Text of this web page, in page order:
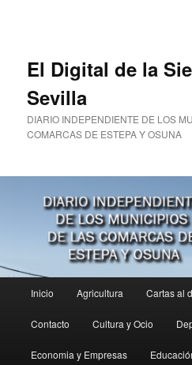
El Digital de la
Sevilla
DIARIO INDEPENDIENTE DE LOS
COMARCAS DE ESTEPA Y OSUNA
principal
Inicio Agricultura Cartas al
Contacto Cultura y Ocio
Economia y Empresas